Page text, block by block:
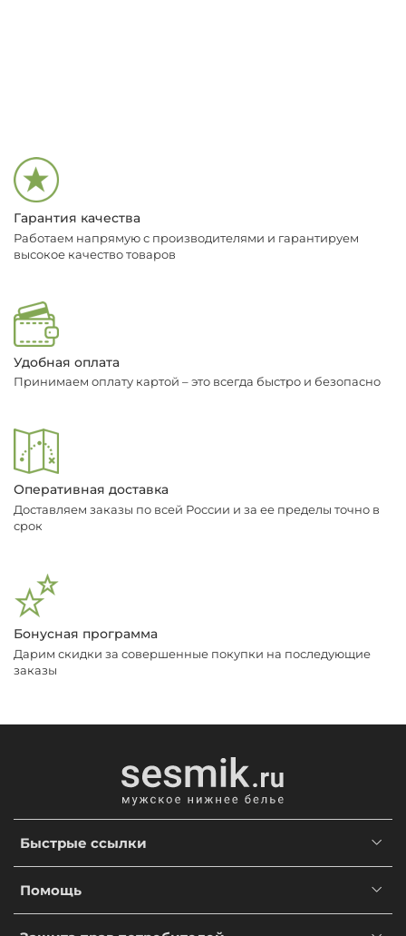
Гарантия качества
Работаем напрямую с производителями и гарантируем
высокое качество товаров
Удобная оплата
Принимаем оплату картой – это всегда быстро и безопасно
Оперативная доставка
Доставляем заказы по всей России и за ее пределы точно в
срок
Бонусная программа
Дарим скидки за совершенные покупки на последующие
заказы
Быстрые ссылки
Помощь